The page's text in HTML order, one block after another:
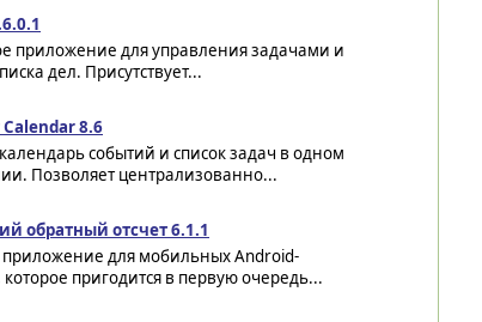
приложение для управления задачами и
дел. Присутствует...
8.6
событий и список задач в одном
Позволяет централизованно...
обратный отсчет 6.1.1
для мобильных Android-
которое пригодится в первую очередь...